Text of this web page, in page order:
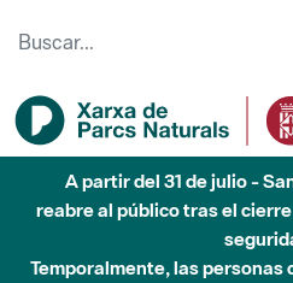
A partir del 31 de julio -
reabre al público tras el
Temporalmente, las personas